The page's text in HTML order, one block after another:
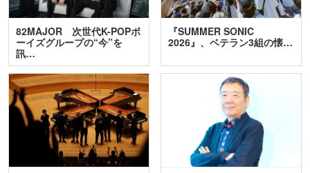
82MAJOR 次世代K-POPボ
ーイズグループの“今”を
訊…
『SUMMER SONIC
2026』、ベテラン3組の懐…